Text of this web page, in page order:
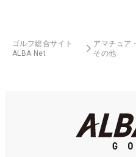
ゴルフ総合サイト
ALBA Net
アマチュア・
その他